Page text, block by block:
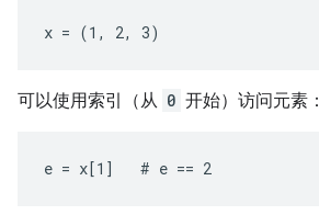
x = (1, 2, 3)
可以使用索引（从 0 开始）访问元素：
e = x[1]   # e == 2